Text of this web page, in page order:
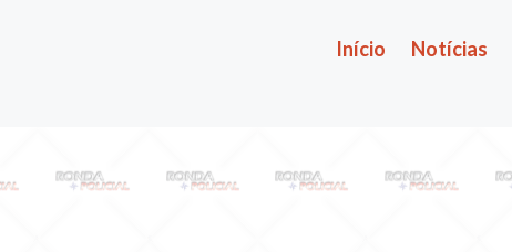
Início Notícias